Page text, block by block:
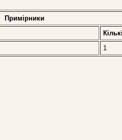
Примірники
1